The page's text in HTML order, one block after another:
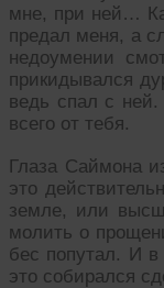
мне, при ней…
предал меня, а
недоумении
прикидывался
ведь спал с
всего от тебя.
Глаза Саймона
это
земле, или
молить о
бес попутал. И в
это собирался